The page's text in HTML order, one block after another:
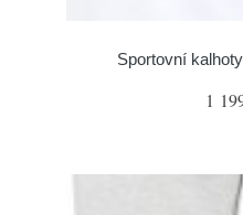
Sportovní
1